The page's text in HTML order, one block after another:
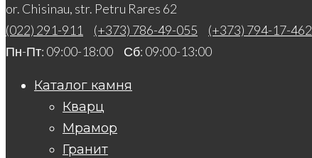
or. Chisinau, str. Petru Rares 62
(022) 291-911
(+373) 786-49-055
(+373) 794-17-462
Пн-Пт: 09:00-18:00 Сб: 09:00-13:00
Каталог камня
Кварц
Мрамор
Гранит